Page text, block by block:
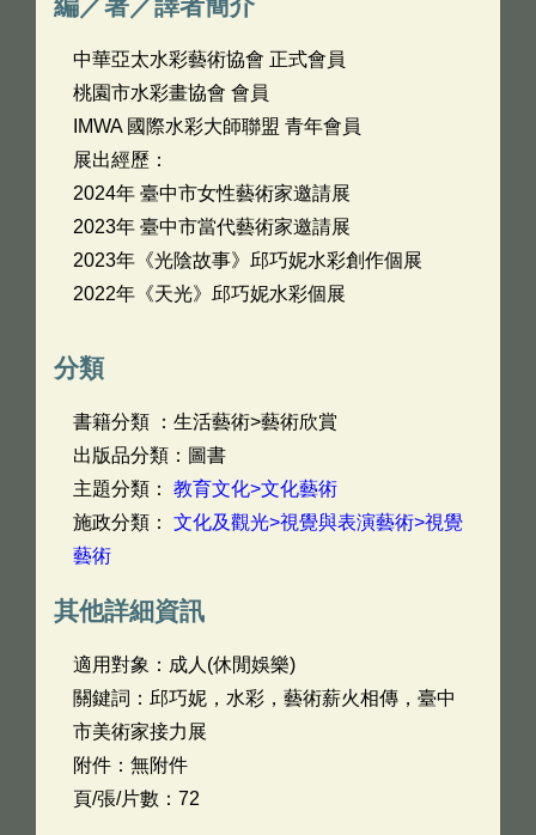
中華亞太水彩藝術協會 正式會員
桃園市水彩畫協會 會員
IMWA 國際水彩大師聯盟 青年會員
展出經歷：
2024年 臺中市女性藝術家邀請展
2023年 臺中市當代藝術家邀請展
2023年《光陰故事》邱巧妮水彩創作個展
2022年《天光》邱巧妮水彩個展
分類
書籍分類 ：生活藝術>藝術欣賞
出版品分類：圖書
主題分類： 教育文化>文化藝術
施政分類： 文化及觀光>視覺與表演藝術>視覺
藝術
其他詳細資訊
適用對象：成人(休閒娛樂)
關鍵詞：邱巧妮，水彩，藝術薪火相傳，臺中
市美術家接力展
附件：無附件
頁/張/片數：72